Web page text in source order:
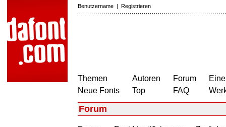
Benutzername | Registrieren
Themen
Neue Fonts
Autoren
Top
Forum
FAQ
Forum